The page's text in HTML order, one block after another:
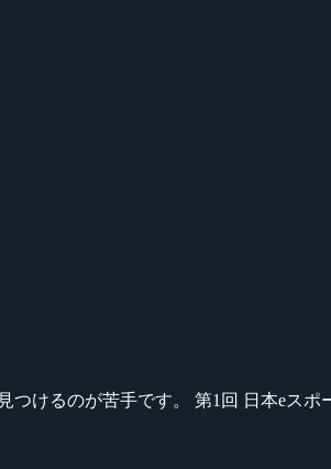
つけるのが苦手です。 第1回 日本eス